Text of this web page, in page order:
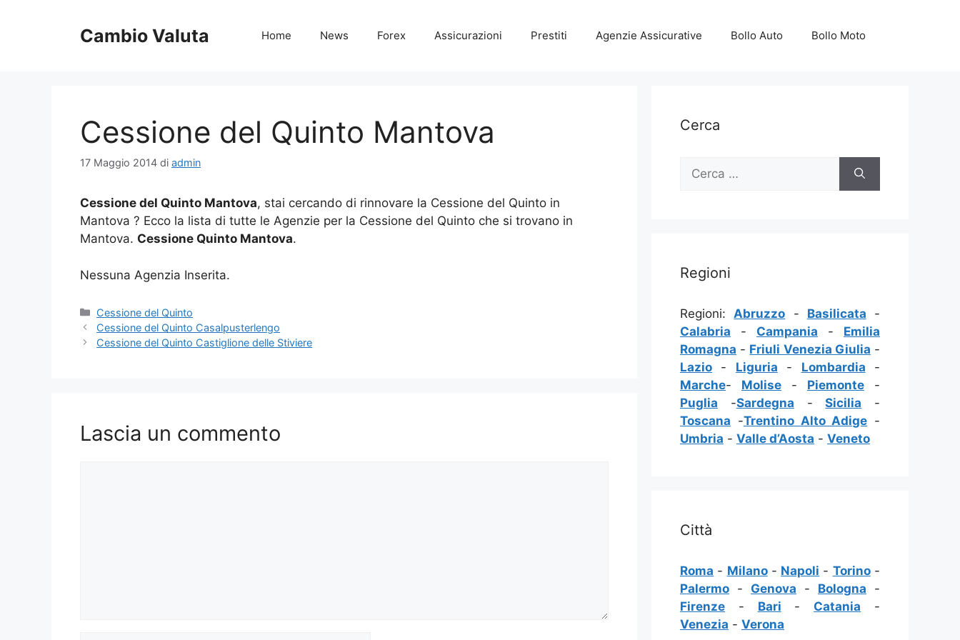
Cambio Valuta Home News Forex Assicurazioni Prestiti Agenzie Assicurative Bollo Auto Bollo Moto
Cessione del Quinto Mantova
17 Maggio 2014 di admin
Cessione del Quinto Mantova, stai cercando di rinnovare la Cessione del Quinto in
Mantova ? Ecco la lista di tutte le Agenzie per la Cessione del Quinto che si trovano in
Mantova. Cessione Quinto Mantova.
Nessuna Agenzia Inserita.
Categorie
Cessione del Quinto
Cessione del Quinto Casalpusterlengo
Cessione del Quinto Castiglione delle Stiviere
Lascia un commento
Cerca
Ricerca
Regioni
Regioni:Abruzzo - Basilicata -
Calabria - Campania - Emilia
Romagna - Friuli Venezia Giulia -
Lazio - Liguria - Lombardia -
Marche- Molise - Piemonte -
Puglia -Sardegna -Sicilia -
Toscana -Trentino Alto Adige -
Umbria - Valle d’Aosta - Veneto
Città
Roma - Milano- Napoli - Torino-
Palermo - Genova - Bologna -
Firenze - Bari - Catania -
Venezia - Verona